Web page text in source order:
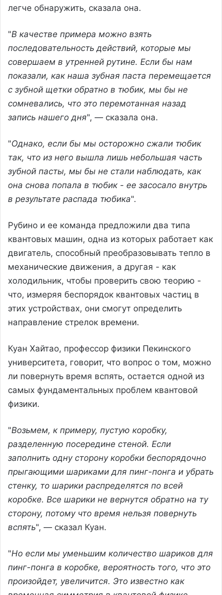
легче обнаружить, сказала она.
"В качестве примера можно взять
последовательность действий, которые мы
совершаем в утренней рутине. Если бы нам
показали, как наша зубная паста перемещается
с зубной щетки обратно в тюбик, мы бы не
сомневались, что это перемотанная назад
запись нашего дня", — сказала она.
"Однако, если бы мы осторожно сжали тюбик
так, что из него вышла лишь небольшая часть
зубной пасты, мы бы не стали наблюдать, как
она снова попала в тюбик - ее засосало внутрь
в результате распада тюбика".
Рубино и ее команда предложили два типа
квантовых машин, одна из которых работает как
двигатель, способный преобразовывать тепло в
механические движения, а другая - как
холодильник, чтобы проверить свою теорию -
что, измеряя беспорядок квантовых частиц в
этих устройствах, они смогут определить
направление стрелок времени.
Куан Хайтао, профессор физики Пекинского
университета, говорит, что вопрос о том, можно
ли повернуть время вспять, остается одной из
самых фундаментальных проблем квантовой
физики.
"Возьмем, к примеру, пустую коробку,
разделенную посередине стеной. Если
заполнить одну сторону коробки беспорядочно
прыгающими шариками для пинг-понга и убрать
стенку, то шарики распределятся по всей
коробке. Все шарики не вернутся обратно на ту
сторону, потому что время нельзя повернуть
вспять", — сказал Куан.
"Но если мы уменьшим количество шариков для
пинг-понга в коробке, вероятность того, что это
произойдет, увеличится. Это известно как